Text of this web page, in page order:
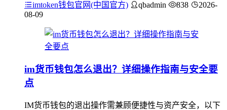
imtoken钱包官网(中国官方) qbadmin 838
2026-
08-09
im货币钱包怎么退出？详细操作指南与安全要
点
IM货币钱包的退出操作需兼顾便捷性与资产安全，以下